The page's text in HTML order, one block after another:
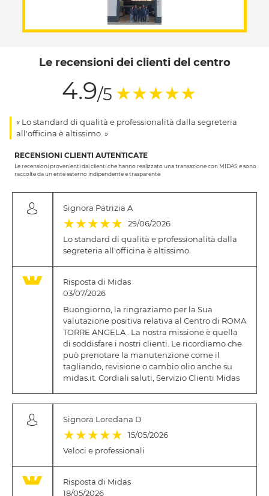
Le recensioni dei clienti del centro
4.9/5 ★★★★★
« Lo standard di qualità e professionalità dalla segreteria
all'officina è altissimo. »
RECENSIONI CLIENTI AUTENTICATE
Le recensioni provenienti dai clienti che hanno realizzato una transazione con MIDAS e sono
raccolte da un ente esterno indipendente e trasparente
Signora Patrizia A
(*)
★ (*)
★ (*)
★ (*)
★ (*)
★
29/06/2026
Lo standard di qualità e professionalità dalla
segreteria all'officina è altissimo.
Risposta di Midas
03/07/2026
Buongiorno, la ringraziamo per la Sua
valutazione positiva relativa al Centro di ROMA
TORRE ANGELA . La nostra missione è quella
di soddisfare i nostri clienti. Le ricordiamo che
può prenotare la manutenzione come il
tagliando, revisione o cambio olio anche su
midas.it. Cordiali saluti, Servizio Clienti Midas
Signora Loredana D
(*)
★ (*)
★ (*)
★ (*)
★ (*)
★
15/05/2026
Veloci e professionali
Risposta di Midas
18/05/2026